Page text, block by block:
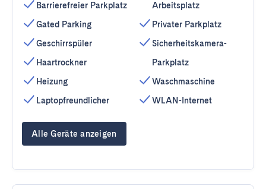
Barrierefreier Parkplatz
Gated Parking
Geschirrspüler
Haartrockner
Heizung
Laptopfreundlicher
Arbeitsplatz
Privater Parkplatz
Sicherheitskamera-
Parkplatz
Waschmaschine
WLAN-Internet
Alle Geräte anzeigen